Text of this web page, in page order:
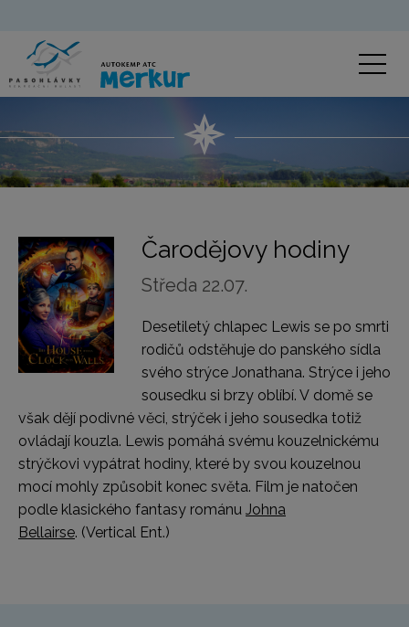
Čarodějovy hodiny
Středa 22.07.
Desetiletý chlapec Lewis se po smrti
rodičů odstěhuje do panského sídla
svého strýce Jonathana. Strýce i jeho
sousedku si brzy oblíbí. V domě se
však dějí podivné věci, strýček i jeho sousedka totiž
ovládají kouzla. Lewis pomáhá svému kouzelnickému
strýčkovi vypátrat hodiny, které by svou kouzelnou
mocí mohly způsobit konec světa. Film je natočen
podle klasického fantasy románu Johna
Bellairse. (Vertical Ent.)